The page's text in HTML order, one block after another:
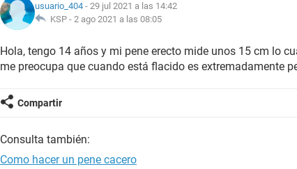
usuario_404 - 29 jul 2021 a las 14:42
KSP - 2 ago 2021 a las 08:05
Hola, tengo 14 años y mi pene erecto mide unos 15 cm lo
me preocupa que cuando está flacido es extremadamente
Compartir
Consulta también:
Como hacer un pene cacero